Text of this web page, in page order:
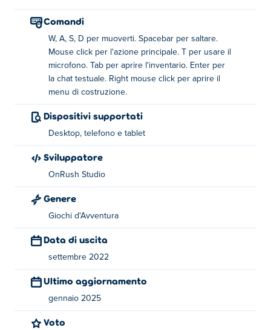
armi. Crea il tuo personaggio e tuffati nella natura
selvaggia per vedere quanto a lungo puoi sopravvivere.
Esplora l'isola ma fai attenzione ai tuoi livelli di fame e
sete, scendi troppo in basso e.. beh non vuoi scoprirlo!
Con un sacco di oggetti diversi da raccogliere e ancora di
più da creare, non rimarrai mai senza cose da fare!
sopravvivere insieme o l'uno contro l'altro. I tribali
possono essere giocati sia da soli che con altri, quindi
l'isola e diventare la migliore tribù?
Movimento: WASD
Salto: barra spaziatrice
Usa il microfono: premi T
Comandi
W, A, S, D per muoverti. Spacebar per saltare.
Mouse click per l'azione principale. T per usare il
microfono. Tab per aprire l'inventario. Enter per
la chat testuale. Right mouse click per aprire il
menu di costruzione.
Dispositivi supportati
Desktop, telefono e tablet
Sviluppatore
OnRush Studio
Genere
Giochi d'Avventura
Data di uscita
settembre 2022
Ultimo aggiornamento
gennaio 2025
Voto